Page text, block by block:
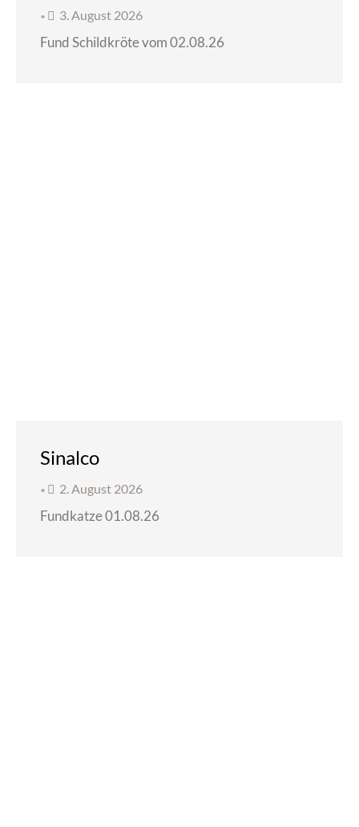
• 3. August 2026
Fund Schildkröte vom 02.08.26
Sinalco
• 2. August 2026
Fundkatze 01.08.26